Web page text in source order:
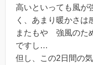
高いといっても風が
く、あまり暖かさは
またもや 強風のた
ですし…
但し、この2日間の